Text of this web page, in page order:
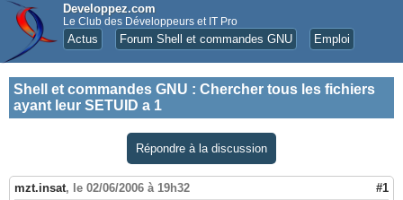
Developpez.com
Le Club des Développeurs et IT Pro
Actus Forum Shell et commandes GNU Emploi
Shell et commandes GNU : Chercher tous les fichiers
ayant leur SETUID a 1
Répondre à la discussion
mzt.insat, le 02/06/2006 à 19h32 #1